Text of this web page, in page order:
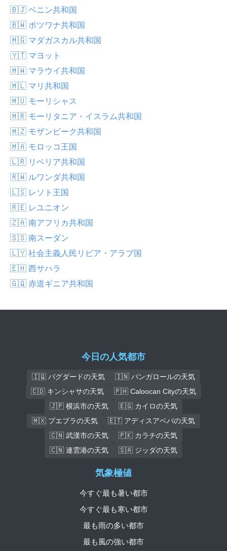
🇧🇯 ベニン共和国
🇧🇼 ボツワナ共和国
🇲🇬 マダガスカル共和国
🇾🇹 マヨット
🇲🇼 マラウイ共和国
🇲🇱 マリ共和国
🇲🇺 モーリシャス
🇲🇷 モーリタニア・イスラム共和国
🇲🇿 モザンビーク共和国
🇲🇦 モロッコ王国
🇱🇷 リベリア共和国
🇷🇼 ルワンダ共和国
🇱🇸 レソト王国
🇷🇪 レユニオン
🇿🇦 南アフリカ共和国
🇸🇸 南スーダン
🇱🇾 社会主義人民リビア・アラブ国
🇪🇭 西サハラ
🇬🇶 赤道ギニア共和国
今日の人気都市
🇮🇶 バグダードの天気
🇮🇳 バンガロールの天気
🇨🇩 キンシャサの天気
🇵🇭 Caloocan Cityの天気
🇯🇵 横浜市の天気
🇪🇬 カイロの天気
🇲🇽 プエブラの天気
🇪🇹 アディスアベバの天気
🇨🇳 武漢市の天気
🇵🇰 カラチの天気
🇨🇳 連雲港の天気
🇸🇦 ジッダの天気
気象極値
今すぐ最も暑い都市
今すぐ最も寒い都市
最も雨の多い都市
最も風の強い都市